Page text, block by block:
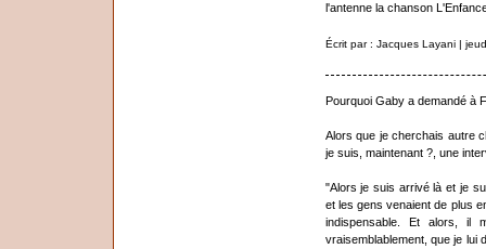
l'antenne la chanson
Écrit par : Jacques Layani |
Pourquoi Gaby a demandé à
Alors que je cherchais autre
je suis, maintenant ?, une
"Alors je suis arrivé là et je
et les gens venaient de plus
indispensable. Et alors,
vraisemblablement, que je lui